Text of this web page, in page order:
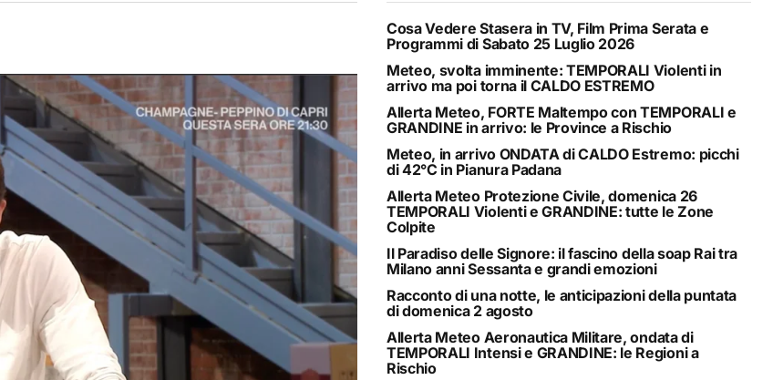
Cosa Vedere Stasera in TV, Film Prima Serata e
Programmi di Sabato 25 Luglio 2026
Meteo, svolta imminente: TEMPORALI Violenti in
arrivo ma poi torna il CALDO ESTREMO
Allerta Meteo, FORTE Maltempo con TEMPORALI e
GRANDINE in arrivo: le Province a Rischio
Meteo, in arrivo ONDATA di CALDO Estremo: picchi
di 42°C in Pianura Padana
Allerta Meteo Protezione Civile, domenica 26
TEMPORALI Violenti e GRANDINE: tutte le Zone
Colpite
Il Paradiso delle Signore: il fascino della soap Rai tra
Milano anni Sessanta e grandi emozioni
Racconto di una notte, le anticipazioni della puntata
di domenica 2 agosto
Allerta Meteo Aeronautica Militare, ondata di
TEMPORALI Intensi e GRANDINE: le Regioni a
Rischio